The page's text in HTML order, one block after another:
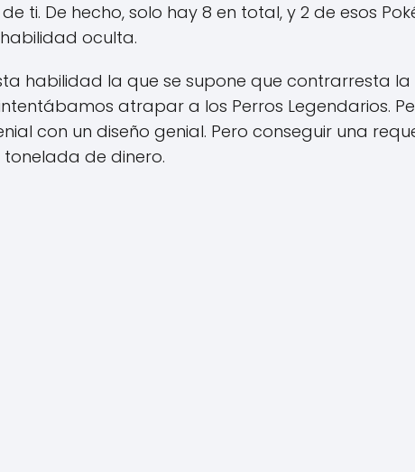
ti. De hecho, solo hay 8 en total, y 2 de esos
oculta.
habilidad la que se supone que contrarresta la
atrapar a los Perros Legendarios.
con un diseño genial. Pero conseguir una
de dinero.